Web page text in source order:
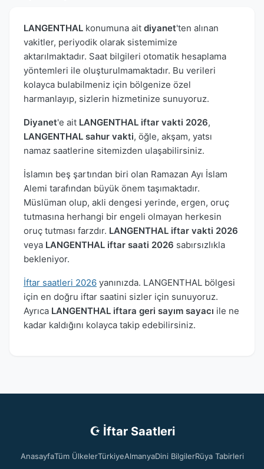
LANGENTHAL konumuna ait diyanet'ten alınan
vakitler, periyodik olarak sistemimize
aktarılmaktadır. Saat bilgileri otomatik hesaplama
yöntemleri ile oluşturulmamaktadır. Bu verileri
kolayca bulabilmeniz için bölgenize özel
harmanlayıp, sizlerin hizmetinize sunuyoruz.
Diyanet'e ait LANGENTHAL iftar vakti 2026,
LANGENTHAL sahur vakti, öğle, akşam, yatsı
namaz saatlerine sitemizden ulaşabilirsiniz.
İslamın beş şartından biri olan Ramazan Ayı İslam
Alemi tarafından büyük önem taşımaktadır.
Müslüman olup, akli dengesi yerinde, ergen, oruç
tutmasına herhangi bir engeli olmayan herkesin
oruç tutması farzdır. LANGENTHAL iftar vakti 2026
veya LANGENTHAL iftar saati 2026 sabırsızlıkla
bekleniyor.
İftar saatleri 2026 yanınızda. LANGENTHAL bölgesi
için en doğru iftar saatini sizler için sunuyoruz.
Ayrıca LANGENTHAL iftara geri sayım sayacı ile ne
kadar kaldığını kolayca takip edebilirsiniz.
☪ İftar Saatleri
AnasayfaTüm ÜlkelerTürkiyeAlmanyaDini BilgilerRüya Tabirleri